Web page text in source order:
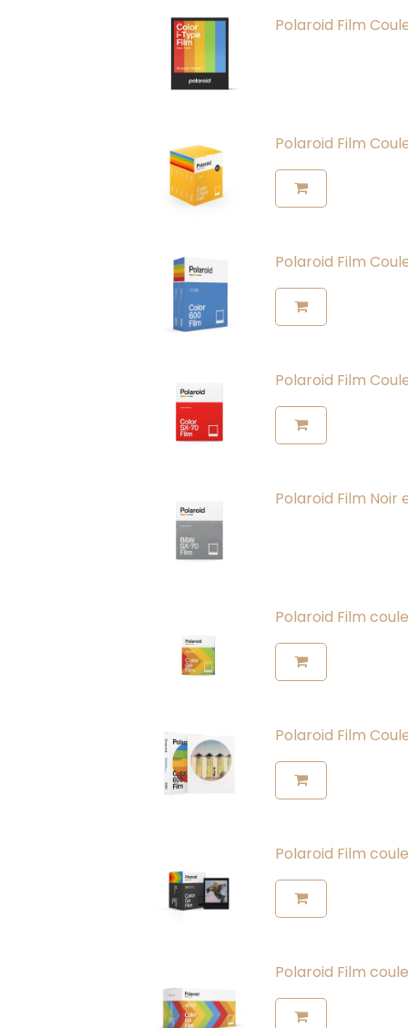
Polaroid Film
Polaroid Film
Polaroid Film
Polaroid Film
Polaroid Film
Polaroid Film
Polaroid Film
Polaroid Film
Polaroid Film